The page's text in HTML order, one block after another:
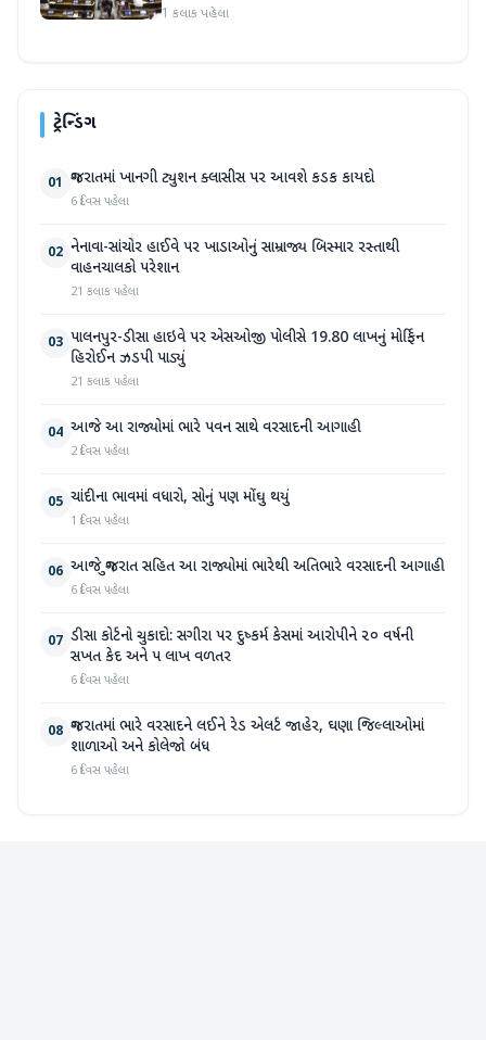
1 કલાક પહેલા
ટ્રેન્ડિંગ
01 ગુજરાતમાં ખાનગી ટ્યુશન ક્લાસીસ પર આવશે કડક કાયદો
6 દિવસ પહેલા
02 નેનાવા-સાંચોર હાઈવે પર ખાડાઓનું સામ્રાજ્ય બિસ્માર રસ્તાથી
વાહનચાલકો પરેશાન
21 કલાક પહેલા
03 પાલનપુર-ડીસા હાઇવે પર એસઓજી પોલીસે 19.80 લાખનું મોર્ફિન
હિરોઈન ઝડપી પાડ્યું
21 કલાક પહેલા
04 આજે આ રાજ્યોમાં ભારે પવન સાથે વરસાદની આગાહી
2 દિવસ પહેલા
05 ચાંદીના ભાવમાં વધારો, સોનું પણ મોંઘુ થયું
1 દિવસ પહેલા
06 આજે ગુજરાત સહિત આ રાજ્યોમાં ભારેથી અતિભારે વરસાદની આગાહી
6 દિવસ પહેલા
07 ડીસા કોર્ટનો ચુકાદો: સગીરા પર દુષ્કર્મ કેસમાં આરોપીને ૨૦ વર્ષની
સખત કેદ અને ૫ લાખ વળતર
6 દિવસ પહેલા
08 ગુજરાતમાં ભારે વરસાદને લઈને રેડ એલર્ટ જાહેર, ઘણા જિલ્લાઓમાં
શાળાઓ અને કોલેજો બંધ
6 દિવસ પહેલા